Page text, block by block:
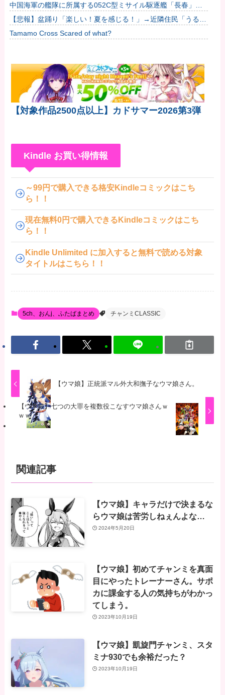
中国海軍の艦隊に所属する052C型ミサイル駆逐艦「長春」と
052D型「厦門」が編隊航行訓練！
【悲報】盆踊り「楽しい！夏を感じる！」→近隣住民「うるさ
い」→開催場所半減
Tamamo Cross Scared of what?
【対象作品2500点以上】カドサマー2026第3弾
Kindle お買い得情報
～99円で購入できる格安Kindleコミックはこち
ら！！
現在無料0円で購入できるKindleコミックはこち
ら！！
Kindle Unlimited に加入すると無料で読める対象
タイトルはこちら！！
5ch、おんj、ふたばまとめ チャンミCLASSIC
【ウマ娘】正統派マル外大和撫子なウマ娘さん。
【ウマ娘】七つの大罪を複数役こなすウマ娘さんｗ
ｗｗ
関連記事
【ウマ娘】キャラだけで決まるな
らウマ娘は苦労しねぇんよな…
2024年5月20日
【ウマ娘】初めてチャンミを真面
目にやったトレーナーさん。サポ
カに課金する人の気持ちがわかっ
てしまう。
2023年10月19日
【ウマ娘】凱旋門チャンミ、スタ
ミナ930でも余裕だった？
2023年10月19日